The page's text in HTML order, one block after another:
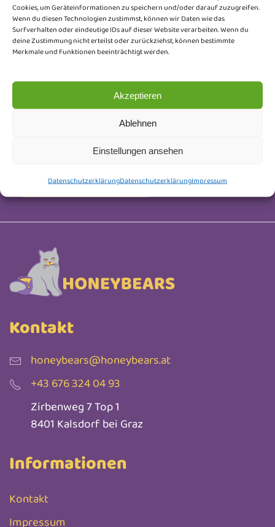
Cookies, um Geräteinformationen zu speichern und/oder darauf zuzugreifen.
Wenn du diesen Technologien zustimmst, können wir Daten wie das
Surfverhalten oder eindeutige IDs auf dieser Website verarbeiten. Wenn du
deine Zustimmung nicht erteilst oder zurückziehst, können bestimmte
Merkmale und Funktionen beeinträchtigt werden.
Akzeptieren
Ablehnen
Einstellungen ansehen
DatenschutzerklärungDatenschutzerklärungImpressum
Newsletter
unsere Honeybears, Wurfankündigungen, Kitten-
Updates und kleine Einblicke hinter die Kulissen.
Keine Werbung, nur liebevoll ausgesuchte Infos.
Newsletter Anmeldung
Kontakt
honeybears@honeybears.at
+43 676 324 04 93
Zirbenweg 7 Top 1
8401 Kalsdorf bei Graz
Informationen
Kontakt
Impressum